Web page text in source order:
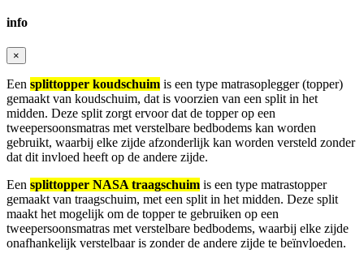
info
×
Een splittopper koudschuim is een type matrasoplegger (topper)
gemaakt van koudschuim, dat is voorzien van een split in het
midden. Deze split zorgt ervoor dat de topper op een
tweepersoonsmatras met verstelbare bedbodems kan worden
gebruikt, waarbij elke zijde afzonderlijk kan worden versteld zonder
dat dit invloed heeft op de andere zijde.
Een splittopper NASA traagschuim is een type matrastopper
gemaakt van traagschuim, met een split in het midden. Deze split
maakt het mogelijk om de topper te gebruiken op een
tweepersoonsmatras met verstelbare bedbodems, waarbij elke zijde
onafhankelijk verstelbaar is zonder de andere zijde te beïnvloeden.